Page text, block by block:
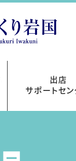
出店
サポートセン